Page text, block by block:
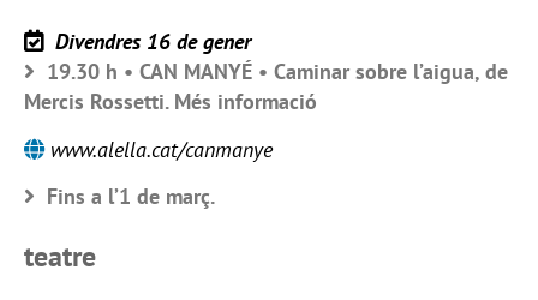
Divendres 16 de gener
19.30 h • CAN MANYÉ • Caminar sobre l’aigua, de
Mercis Rossetti. Més informació
www.alella.cat/canmanye
Fins a l’1 de març.
teatre